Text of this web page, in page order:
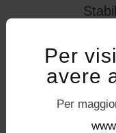
Per
avere
Per